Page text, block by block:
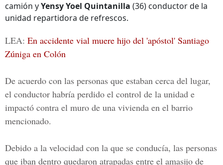
camión yYensy Yoel Quintanilla (36) conductor de la
unidad repartidora de refrescos.
LEA: En accidente vial muere hijo del 'apóstol' Santiago
Zúniga en Colón
De acuerdo con las personas que estaban cerca del lugar,
el conductor habría perdido el control de la unidad e
impactó contra el muro de una vivienda en el barrio
mencionado.
Debido a la velocidad con la que se conducía, las personas
que iban dentro quedaron atrapadas entre el amasijo de